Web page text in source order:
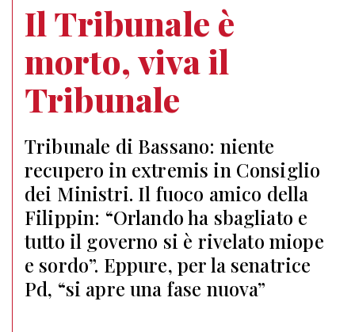
Il Tribunale è
morto, viva il
Tribunale
Tribunale di Bassano: niente
recupero in extremis in Consiglio
dei Ministri. Il fuoco amico della
Filippin: “Orlando ha sbagliato e
tutto il governo si è rivelato miope
e sordo”. Eppure, per la senatrice
Pd, “si apre una fase nuova”